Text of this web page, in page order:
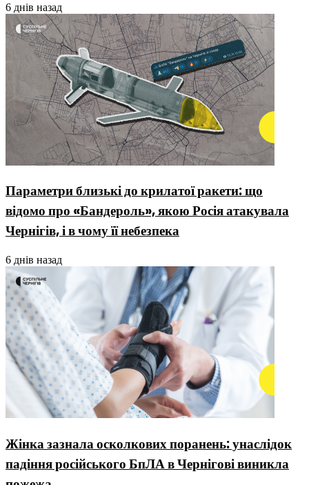
6 днів назад
Параметри близькі до крилатої ракети: що
відомо про «Бандероль», якою Росія атакувала
Чернігів, і в чому її небезпека
6 днів назад
Жінка зазнала осколкових поранень: унаслідок
падіння російського БпЛА в Чернігові виникла